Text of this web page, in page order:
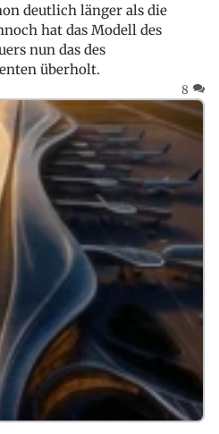
deutlich länger als die
hat das Modell des
nun das des
überholt.
8